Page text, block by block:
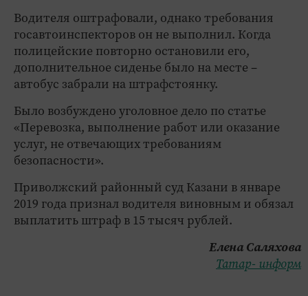
Водителя оштрафовали, однако требования
госавтоинспекторов он не выполнил. Когда
полицейские повторно остановили его,
дополнительное сиденье было на месте –
автобус забрали на штрафстоянку.
Было возбуждено уголовное дело по статье
«Перевозка, выполнение работ или оказание
услуг, не отвечающих требованиям
безопасности».
Приволжский районный суд Казани в январе
2019 года признал водителя виновным и обязал
выплатить штраф в 15 тысяч рублей.
Елена Саляхова
Татар- информ